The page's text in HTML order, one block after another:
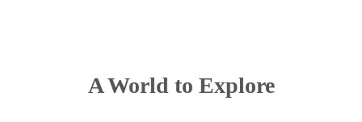
A World to Explore